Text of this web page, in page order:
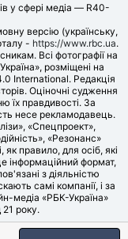
у сфері медіа — R40-
версію (українську,
- https://www.rbc.ua.
Всі фотографії на
розміщені на
International. Редакція
Оціночні судження
їх правдивості. За
несе рекламодавець.
«Спецпроект»,
«Резонанс»
правило, для осіб, які
інформаційний формат,
з діяльністю
самі компанії, і за
медіа «РБК-Україна»
21 року.